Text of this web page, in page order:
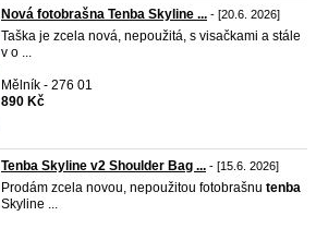
Nová fotobrašna Tenba Skyline ... - [20.6. 2026]
Taška je zcela nová, nepoužitá, s visačkami a stále
v o ...
Mělník - 276 01
890 Kč
Tenba Skyline v2 Shoulder Bag ... - [15.6. 2026]
Prodám zcela novou, nepoužitou fotobrašnu tenba
Skyline ...